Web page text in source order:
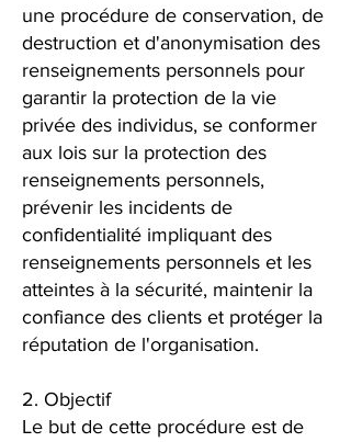
une procédure de conservation, de
destruction et d'anonymisation des
renseignements personnels pour
garantir la protection de la vie
privée des individus, se conformer
aux lois sur la protection des
renseignements personnels,
prévenir les incidents de
confidentialité impliquant des
renseignements personnels et les
atteintes à la sécurité, maintenir la
confiance des clients et protéger la
réputation de l'organisation.
2. Objectif
Le but de cette procédure est de